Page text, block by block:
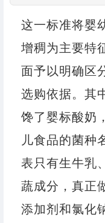
这一标准将婴
增稠为主要特
面予以明确区
选购依据。其
馋了婴标酸奶
儿食品的菌种
表只有生牛乳
蔬成分，真正
添加剂和氯化